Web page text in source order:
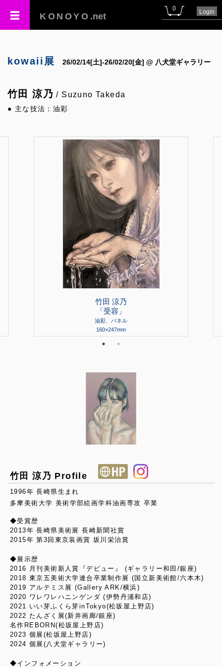
KONOYO .net
0 Login
kowaii展 26/02/14[土]-26/02/20[金] @ 八犬堂ギャラリー
竹田 涼乃 / Suzuno Takeda
● 主な技法：油彩
竹田 涼乃
「受容」
油彩、パネル
160×247mm
竹田 涼乃 Profile
1996年 長崎県生まれ
多摩美術大学 美術学部絵画学科油画専攻 卒業
◆受賞歴
2013年 長崎県美術展 長崎新聞社賞
2015年 第3回東京装画賞 坂川栄治賞
◆展示歴
2016 月刊美術新人賞『デビュー』 (ギャラリー和田/銀座)
2018 東京五美術大学連合卒業制作展 (国立新美術館/六本木)
2019 アルテミス展 (Gallery ARK/横浜)
2020 ワレワレハニンゲンダ (伊勢丹浦和店)
2021 いい芽ふくら芽inTokyo(松坂屋上野店)
2022 たんざく展(新井画廊/銀座)
名作REBORN(松坂屋上野店)
2023 個展(松坂屋上野店)
2024 個展(八犬堂ギャラリー)
◆インフォメーション